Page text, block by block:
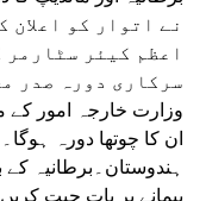
نے اتوار کو
اعظم کیئر
سرکاری دورہ صدر
وزارت خارجہ امور کے
ان کا چوتھا دورہ
ہندوستان۔برطانیہ
پیمانے پر بات چیت